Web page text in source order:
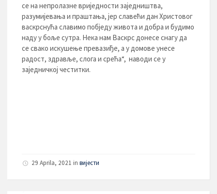
се на непролазне вриједности заједништва,
разумијевања и праштања, јер славећи дан Христовог
васкрснућа славимо побједу живота и добра и будимо
наду у боље сутра. Нека нам Васкрс донесе снагу да
се свако искушење превазиђе, а у домове унесе
радост, здравље, слога и срећа“, наводи се у
заједничкој честитки.
29 Aprila, 2021 in вијести